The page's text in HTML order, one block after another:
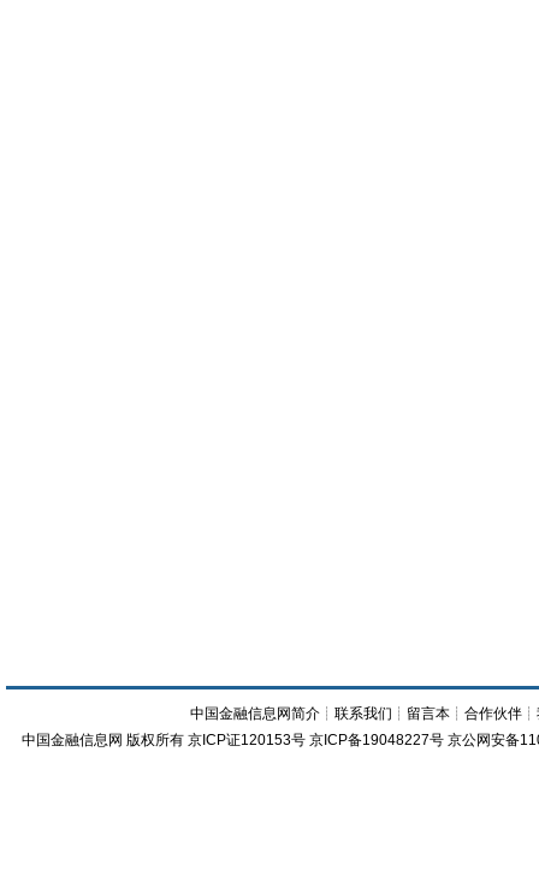
中国金融信息网简介 ┊联系我们 ┊ 留言本 ┊合作伙伴 ┊
中国金融信息网 版权所有 京ICP证120153号 京ICP备19048227号 京公网安备